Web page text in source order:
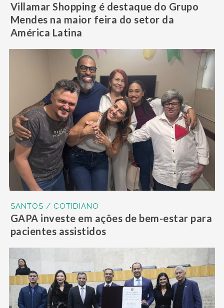
Villamar Shopping é destaque do Grupo
Mendes na maior feira do setor da
América Latina
SANTOS / COTIDIANO
GAPA investe em ações de bem-estar para
pacientes assistidos